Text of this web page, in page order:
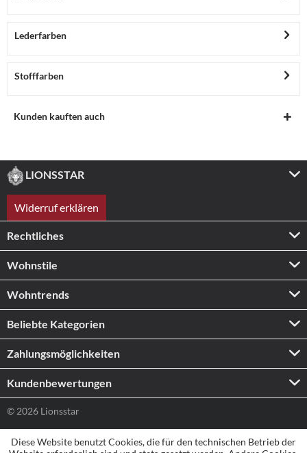
Lederfarben
Stofffarben
Kunden kauften auch
LIONSSTAR
Widerruf erklären
Rechtliches
Wohnstile
Wohntrends
Beliebte Kategorien
Zahlungs­möglichkeiten
Kundenbewertungen
© 2026 Lionsstar
Diese Website benutzt Cookies, die für den technischen Betrieb der